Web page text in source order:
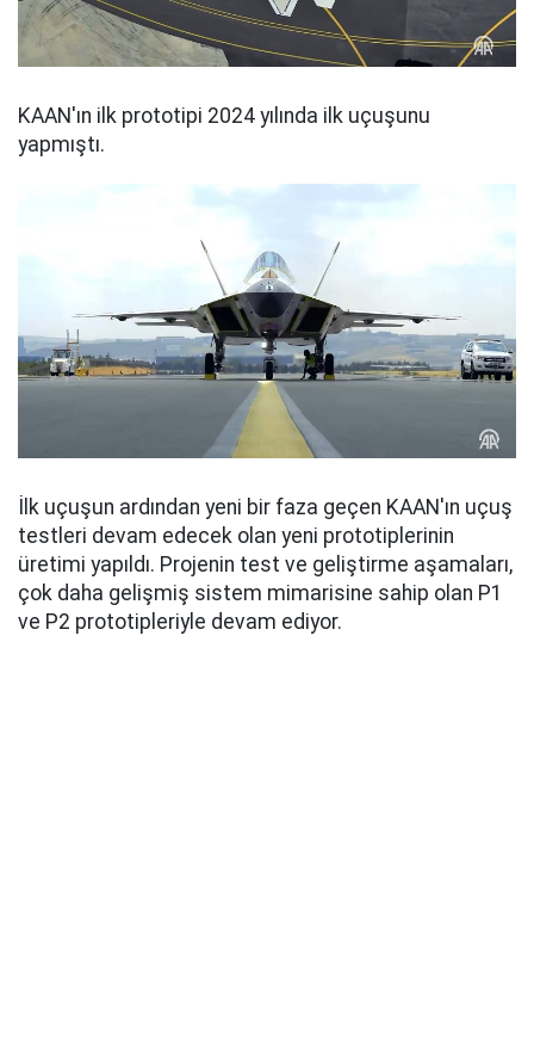
KAAN'ın ilk prototipi 2024 yılında ilk uçuşunu
yapmıştı.
İlk uçuşun ardından yeni bir faza geçen KAAN'ın uçuş
testleri devam edecek olan yeni prototiplerinin
üretimi yapıldı. Projenin test ve geliştirme aşamaları,
çok daha gelişmiş sistem mimarisine sahip olan P1
ve P2 prototipleriyle devam ediyor.